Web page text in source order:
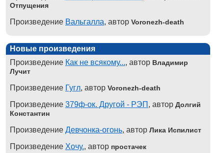
Отпущения
Произведение Вальгалла, автор Voronezh-death
Новые произведения
Произведение Как не всякому..., автор Владимир
Лучит
Произведение Гугл, автор Voronezh-death
Произведение 379ф-ок. Другой - РЭП , автор Долгий
Константин
Произведение Девчонка-огонь, автор Лика Испилист
Произведение Хочу., автор простачек